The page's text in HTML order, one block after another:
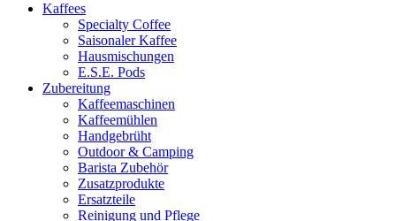
Kaffees
Specialty Coffee
Saisonaler Kaffee
Hausmischungen
E.S.E. Pods
Zubereitung
Kaffeemaschinen
Kaffeemühlen
Handgebrüht
Outdoor & Camping
Barista Zubehör
Zusatzprodukte
Ersatzteile
Reinigung und Pflege